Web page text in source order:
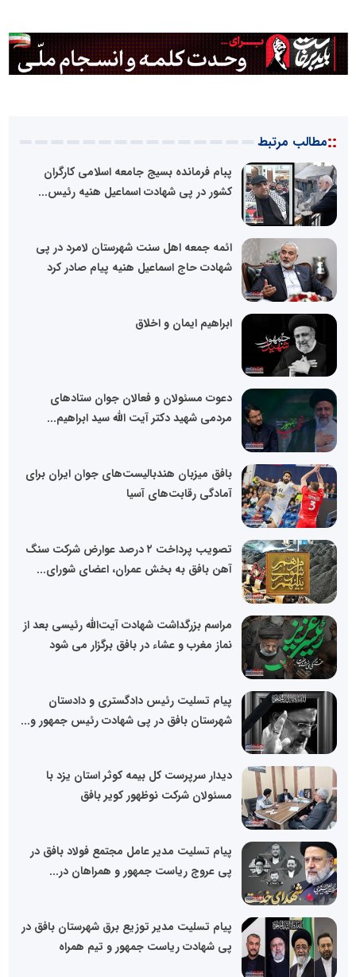
::مطالب مرتبط
پبام فرمانده بسیج جامعه اسلامی کارگران
کشور در پی شهادت اسماعیل هنیه رئیس...
ائمه جمعه اهل سنت شهرستان لامرد در پی
شهادت حاج اسماعیل هنیه پیام صادر کرد
ابراهیم ایمان و اخلاق
دعوت مسئولان و فعالان جوان ستادهای
مردمی شهید دکتر آیت الله سید ابراهیم...
بافق میزبان هندبالیست‌های جوان ایران برای
آمادگی رقابت‌های آسیا
تصویب پرداخت ۲ درصد عوارض شرکت سنگ
آهن بافق به بخش عمران، اعضای شورای...
مراسم بزرگداشت شهادت آیت‌الله رئیسی بعد از
نماز مغرب و عشاء در بافق برگزار می شود
پیام تسلیت رئیس دادگستری و دادستان
شهرستان بافق در پی شهادت رئیس جمهور و...
دیدار سرپرست کل بیمه کوثر استان یزد با
مسئولان شرکت نوظهور کویر بافق
پیام تسلیت مدیر عامل مجتمع فولاد بافق در
پی عروج ریاست جمهور و همراهان در...
پیام تسلیت مدیر توزیع برق شهرستان بافق در
پی شهادت ریاست جمهور و تیم همراه